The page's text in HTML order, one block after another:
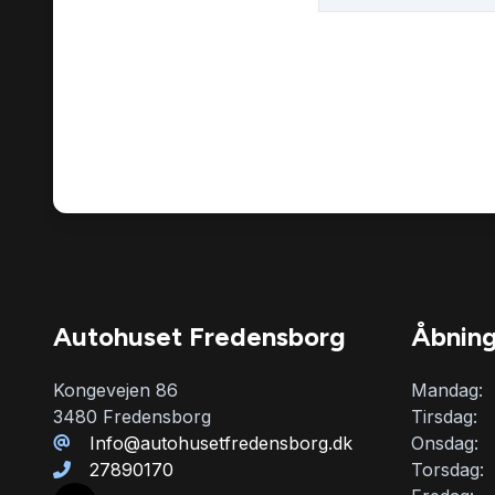
Autohuset Fredensborg
Kongevejen 86
3480 Fredensborg
Info@autohusetfredensborg.dk
27890170
Mandag:
Tirsdag:
Onsdag:
Torsdag: